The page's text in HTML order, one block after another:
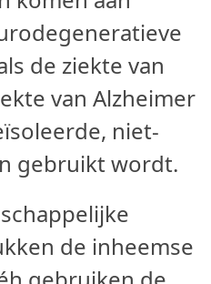
de ziekte van
van Alzheimer
niet-
gebruikt wordt.
de inheemse